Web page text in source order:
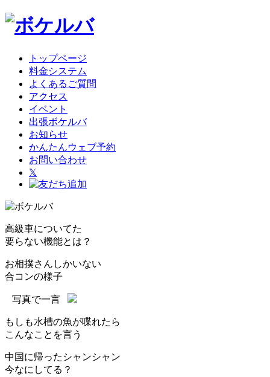
トップページ
料金システム
よくあるご質問
アクセス
イベント
出張ボケルバ
お知らせ
かんたんウェブ予約
お問い合わせ
𝕏
高級車についてた
要らない機能とは？
お相撲さんしかいない
合コンの様子
写真で一言
もしも水槽の魚が喋れたら
こんなことを言う
中国に帰ったシャンシャン
今なにしてる？